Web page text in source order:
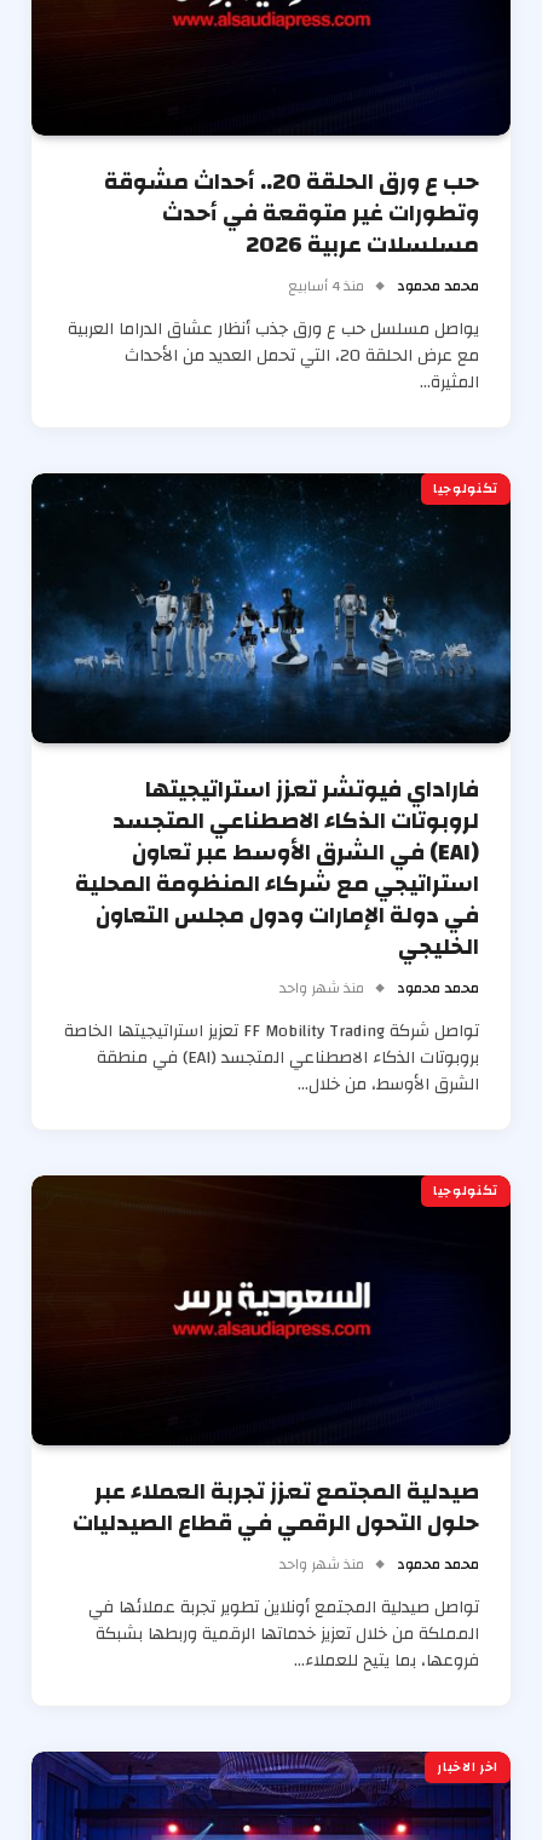
حب ع ورق الحلقة 20.. أحداث مشوقة
وتطورات غير متوقعة في أحدث
مسلسلات عربية 2026
محمد محمود منذ 4 أسابيع
يواصل مسلسل حب ع ورق جذب أنظار عشاق الدراما العربية
مع عرض الحلقة 20، التي تحمل العديد من الأحداث
المثيرة…
تكنولوجيا
فاراداي فيوتشر تعزز استراتيجيتها
لروبوتات الذكاء الاصطناعي المتجسد
(EAI) في الشرق الأوسط عبر تعاون
استراتيجي مع شركاء المنظومة المحلية
في دولة الإمارات ودول مجلس التعاون
الخليجي
محمد محمود منذ شهر واحد
تواصل شركة FF Mobility Trading تعزيز استراتيجيتها الخاصة
بروبوتات الذكاء الاصطناعي المتجسد (EAI) في منطقة
الشرق الأوسط، من خلال…
تكنولوجيا
صيدلية المجتمع تعزز تجربة العملاء عبر
حلول التحول الرقمي في قطاع الصيدليات
محمد محمود منذ شهر واحد
تواصل صيدلية المجتمع أونلاين تطوير تجربة عملائها في
المملكة من خلال تعزيز خدماتها الرقمية وربطها بشبكة
فروعها، بما يتيح للعملاء…
اخر الاخبار